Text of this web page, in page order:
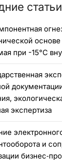
статьи
при -15°C
экспертиза
и